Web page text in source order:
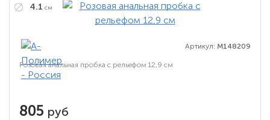
4.1 см
Артикул: M148209
Розовая анальная пробка с рельефом 12,9 см
805 руб